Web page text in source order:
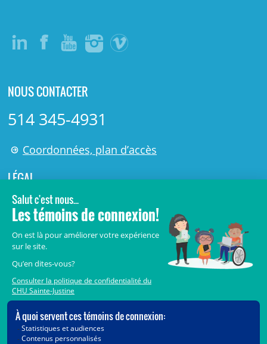
NOUS CONTACTER
514 345-4931
Coordonnées, plan d’accès
LÉGAL
© 2006-2026Centre de recherche Azrieli du CHU Sainte-
Justine.
Avis légaux